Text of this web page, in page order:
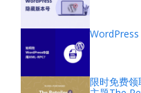
WordPress
限时免费